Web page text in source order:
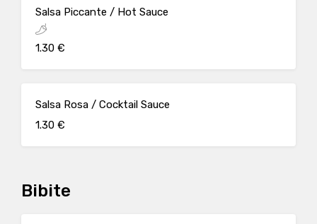
Salsa Piccante / Hot Sauce
1.30 €
Salsa Rosa / Cocktail Sauce
1.30 €
Bibite